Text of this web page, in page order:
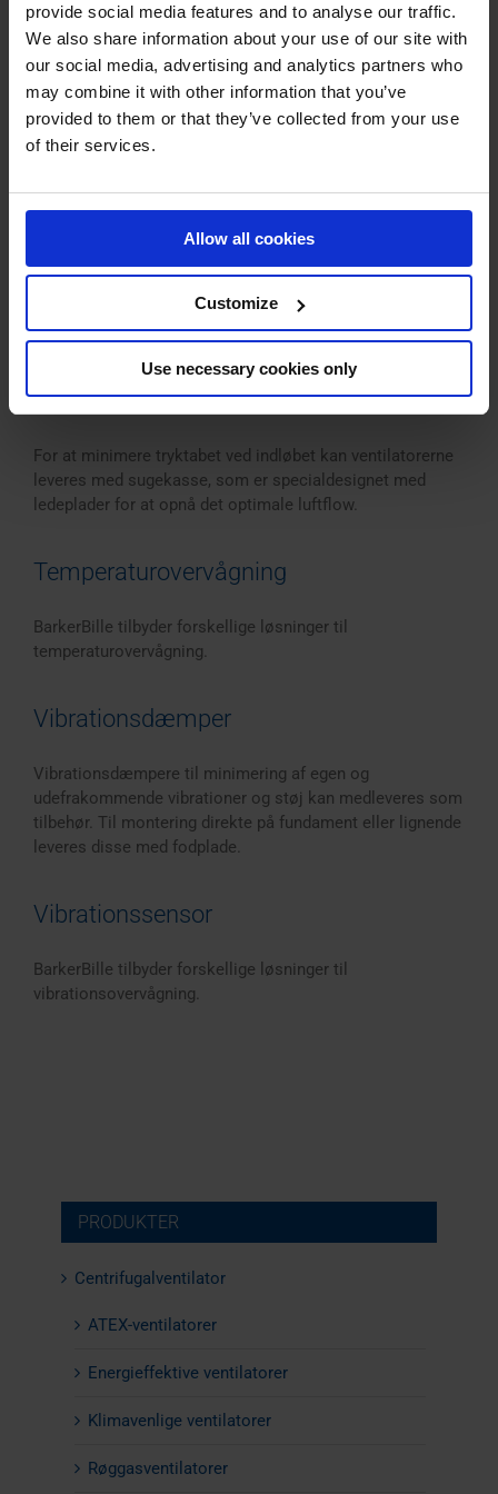
provide social media features and to analyse our traffic.
We also share information about your use of our site with
our social media, advertising and analytics partners who
may combine it with other information that you’ve
provided to them or that they’ve collected from your use
of their services.
Allow all cookies
Customize
Use necessary cookies only
Sugekasse
Sugekasse
For at minimere tryktabet ved indløbet kan ventilatorerne
leveres med sugekasse, som er specialdesignet med
ledeplader for at opnå det optimale luftflow.
Temperaturovervågning
BarkerBille tilbyder forskellige løsninger til
temperaturovervågning.
Vibrationsdæmper
Vibrationsdæmpere til minimering af egen og
udefrakommende vibrationer og støj kan medleveres som
tilbehør. Til montering direkte på fundament eller lignende
leveres disse med fodplade.
Vibrationssensor
BarkerBille tilbyder forskellige løsninger til
vibrationsovervågning.
PRODUKTER
Centrifugalventilator
ATEX-ventilatorer
Energieffektive ventilatorer
Klimavenlige ventilatorer
Røggasventilatorer